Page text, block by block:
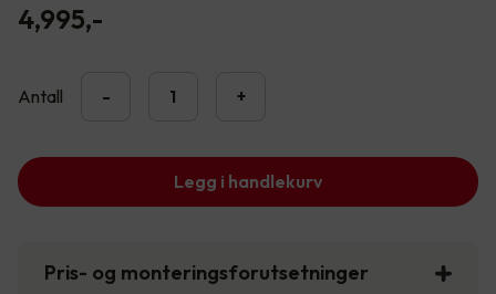
4,995,-
Antall - +
Legg i handlekurv
Pris- og monteringsforutsetninger